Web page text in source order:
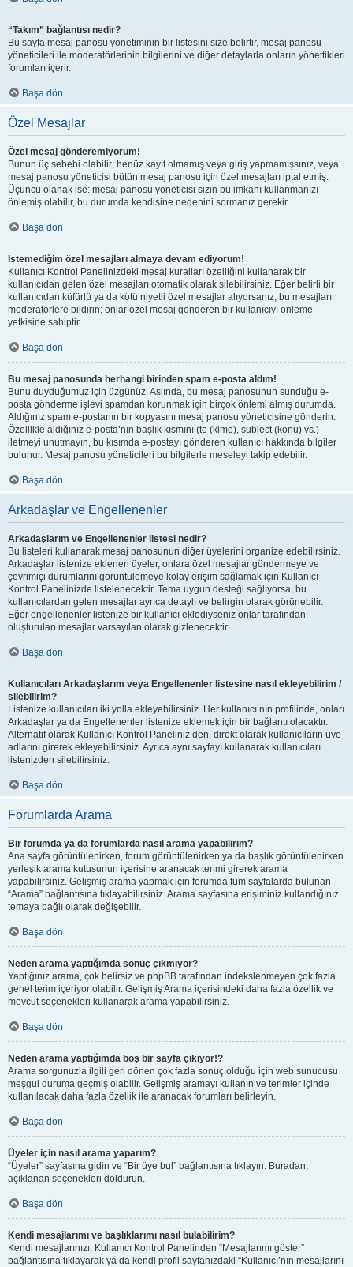
“Takım” bağlantısı nedir?
Bu sayfa mesaj panosu yönetiminin bir listesini size belirtir, mesaj panosu
yöneticileri ile moderatörlerinin bilgilerini ve diğer detaylarla onların yönettikleri
forumları içerir.
Başa dön
Özel Mesajlar
Özel mesaj gönderemiyorum!
Bunun üç sebebi olabilir; henüz kayıt olmamış veya giriş yapmamışsınız, veya
mesaj panosu yöneticisi bütün mesaj panosu için özel mesajları iptal etmiş.
Üçüncü olanak ise: mesaj panosu yöneticisi sizin bu imkanı kullanmanızı
önlemiş olabilir, bu durumda kendisine nedenini sormanız gerekir.
Başa dön
İstemediğim özel mesajları almaya devam ediyorum!
Kullanıcı Kontrol Panelinizdeki mesaj kuralları özelliğini kullanarak bir
kullanıcıdan gelen özel mesajları otomatik olarak silebilirsiniz. Eğer belirli bir
kullanıcıdan küfürlü ya da kötü niyetli özel mesajlar alıyorsanız, bu mesajları
moderatörlere bildirin; onlar özel mesaj gönderen bir kullanıcıyı önleme
yetkisine sahiptir.
Başa dön
Bu mesaj panosunda herhangi birinden spam e-posta aldım!
Bunu duyduğumuz için üzgünüz. Aslında, bu mesaj panosunun sunduğu e-
posta gönderme işlevi spamdan korunmak için birçok önlemi almış durumda.
Aldığınız spam e-postanın bir kopyasını mesaj panosu yöneticisine gönderin.
Özellikle aldığınız e-posta’nın başlık kısmını (to (kime), subject (konu) vs.)
iletmeyi unutmayın, bu kısımda e-postayı gönderen kullanıcı hakkında bilgiler
bulunur. Mesaj panosu yöneticileri bu bilgilerle meseleyi takip edebilir.
Başa dön
Arkadaşlar ve Engellenenler
Arkadaşlarım ve Engellenenler listesi nedir?
Bu listeleri kullanarak mesaj panosunun diğer üyelerini organize edebilirsiniz.
Arkadaşlar listenize eklenen üyeler, onlara özel mesajlar göndermeye ve
çevrimiçi durumlarını görüntülemeye kolay erişim sağlamak için Kullanıcı
Kontrol Panelinizde listelenecektir. Tema uygun desteği sağlıyorsa, bu
kullanıcılardan gelen mesajlar ayrıca detaylı ve belirgin olarak görünebilir.
Eğer engellenenler listenize bir kullanıcı eklediyseniz onlar tarafından
oluşturulan mesajlar varsayılan olarak gizlenecektir.
Başa dön
Kullanıcıları Arkadaşlarım veya Engellenenler listesine nasıl ekleyebilirim /
silebilirim?
Listenize kullanıcıları iki yolla ekleyebilirsiniz. Her kullanıcı’nın profilinde, onları
Arkadaşlar ya da Engellenenler listenize eklemek için bir bağlantı olacaktır.
Alternatif olarak Kullanıcı Kontrol Paneliniz’den, direkt olarak kullanıcıların üye
adlarını girerek ekleyebilirsiniz. Ayrıca aynı sayfayı kullanarak kullanıcıları
listenizden silebilirsiniz.
Başa dön
Forumlarda Arama
Bir forumda ya da forumlarda nasıl arama yapabilirim?
Ana sayfa görüntülenirken, forum görüntülenirken ya da başlık görüntülenirken
yerleşik arama kutusunun içerisine aranacak terimi girerek arama
yapabilirsiniz. Gelişmiş arama yapmak için forumda tüm sayfalarda bulunan
“Arama” bağlantısına tıklayabilirsiniz. Arama sayfasına erişiminiz kullandığınız
temaya bağlı olarak değişebilir.
Başa dön
Neden arama yaptığımda sonuç çıkmıyor?
Yaptığınız arama, çok belirsiz ve phpBB tarafından indekslenmeyen çok fazla
genel terim içeriyor olabilir. Gelişmiş Arama içerisindeki daha fazla özellik ve
mevcut seçenekleri kullanarak arama yapabilirsiniz.
Başa dön
Neden arama yaptığımda boş bir sayfa çıkıyor!?
Arama sorgunuzla ilgili geri dönen çok fazla sonuç olduğu için web sunucusu
meşgul duruma geçmiş olabilir. Gelişmiş aramayı kullanın ve terimler içinde
kullanılacak daha fazla özellik ile aranacak forumları belirleyin.
Başa dön
Üyeler için nasıl arama yaparım?
“Üyeler” sayfasına gidin ve “Bir üye bul” bağlantısına tıklayın. Buradan,
açıklanan seçenekleri doldurun.
Başa dön
Kendi mesajlarımı ve başlıklarımı nasıl bulabilirim?
Kendi mesajlarınızı, Kullanıcı Kontrol Panelinden “Mesajlarımı göster”
bağlantısına tıklayarak ya da kendi profil sayfanızdaki “Kullanıcı’nın mesajlarını